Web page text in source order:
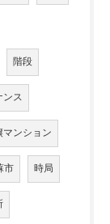
階段
ンス
マンション
市 時局